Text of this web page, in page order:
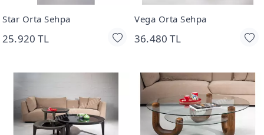
Star Orta Sehpa
25.920 TL
Vega Orta Sehpa
36.480 TL